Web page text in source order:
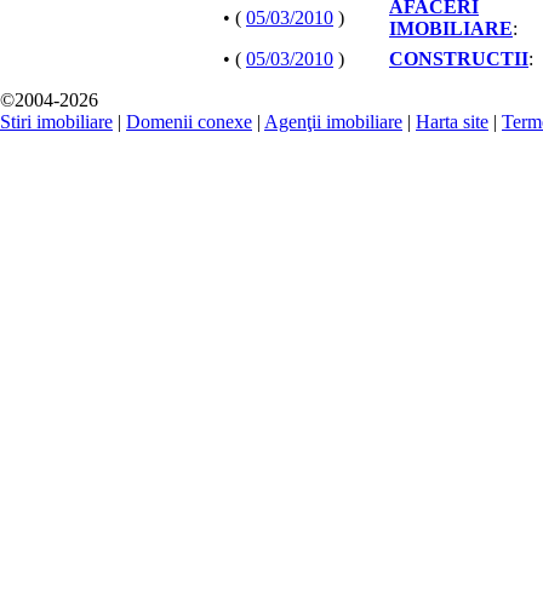
• ( 05/03/2010 )
AFACERI
IMOBILIARE:
• ( 05/03/2010 ) CONSTRUCTII:
©2004-2026
Stiri imobiliare | Domenii conexe | Agenţii imobiliare | Harta site |